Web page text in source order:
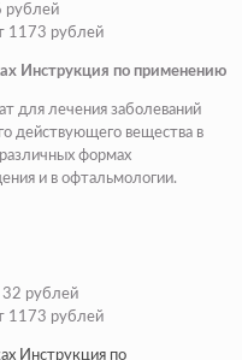
рублей
1173 рублей
Инструкция по применению
для лечения заболеваний
действующего вещества в
формах
и в офтальмологии.
32 рублей
1173 рублей
Инструкция по